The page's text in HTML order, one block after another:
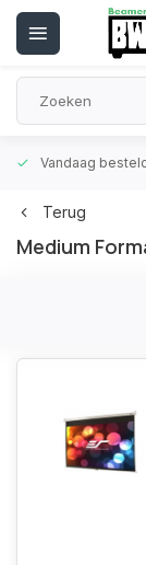
Vandaag
Terug
Medium